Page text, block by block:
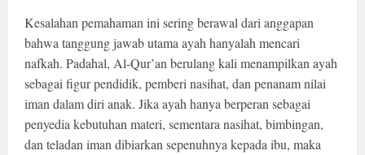
Kesalahan pemahaman ini sering berawal dari anggapan
bahwa tanggung jawab utama ayah hanyalah mencari
nafkah. Padahal, Al-Qur’an berulang kali menampilkan ayah
sebagai figur pendidik, pemberi nasihat, dan penanam nilai
iman dalam diri anak. Jika ayah hanya berperan sebagai
penyedia kebutuhan materi, sementara nasihat, bimbingan,
dan teladan iman dibiarkan sepenuhnya kepada ibu, maka